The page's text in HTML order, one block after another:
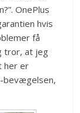
OnePlus
hvis
få
tror, at jeg
her er
bevægelsen,